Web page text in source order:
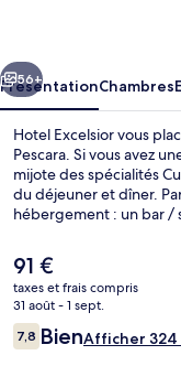
Suivant
56+
PrésentationChambres
Hotel Excelsior vous
Pescara. Si vous avez
mijote des spécialités
du déjeuner et dîner.
hébergement : un bar /
Le
prix
actuel
est
de
91 €
taxes et frais compris
31 août - 1 sept.
Avis
voyageurs
7,87,8 sur 10
BienAfficher 324